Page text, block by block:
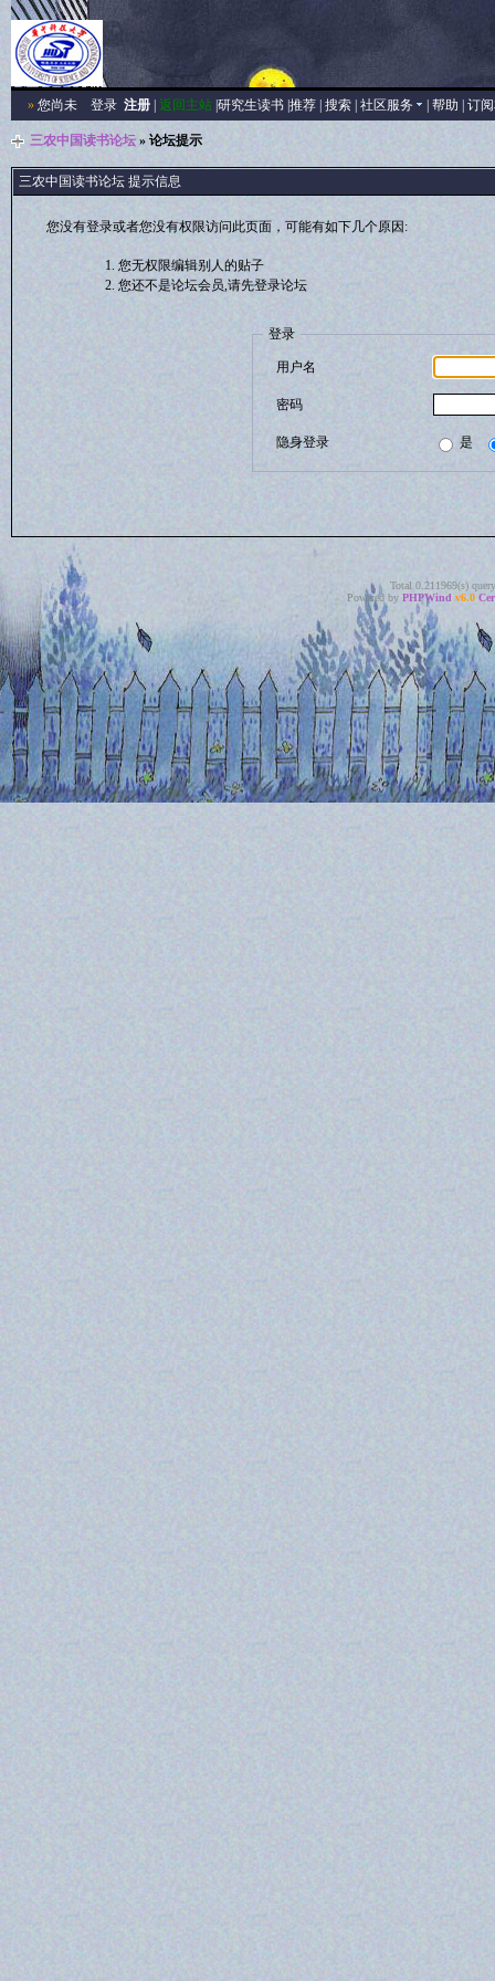
»您尚未 登录 注册| 返回主站| 研究生读书| 推荐| 搜索| 社区服务 帮助 订
三农中国读书论坛» 论坛提示
三农中国读书论坛 提示信息
您没有登录或者您没有权限访问此页面，可能有如下几个原因:
您无权限编辑别人的贴子
您还不是论坛会员,请先登录论坛
登录
用户名
密码
隐身登录 是
Total 0.211969(s)
Powered by PHPWind v6.0